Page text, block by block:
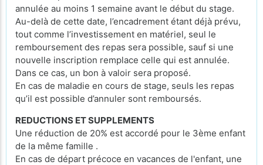
annulée au moins 1 semaine avant le début du stage.
Au-delà de cette date, l’encadrement étant déjà prévu,
tout comme l’investissement en matériel, seul le
remboursement des repas sera possible, sauf si une
nouvelle inscription remplace celle qui est annulée.
Dans ce cas, un bon à valoir sera proposé.
En cas de maladie en cours de stage, seuls les repas
qu’il est possible d’annuler sont remboursés.
REDUCTIONS ET SUPPLEMENTS
Une réduction de 20% est accordé pour le 3ème enfant
de la même famille .
En cas de départ précoce en vacances de l'enfant, une